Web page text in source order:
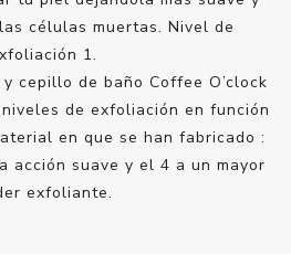
células muertas. Nivel de
1.
cepillo de baño Coffee O’clock
de exfoliación en función
en que se han fabricado :
acción suave y el 4 a un mayor
exfoliante.